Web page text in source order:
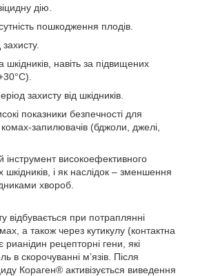
дію.
пошкодження плодів.
навіть за підвищених
захисту від шкідників.
показники безпечності для
запилювачів (бджоли, джелі,
інструмент високоефективного
і як наслідок – зменшення
хвороб.
відбувається при потраплянні
а також через кутикулу (контактна
рианідин рецепторні гени, які
в скорочуванні м’язів. Після
Кораген® активізується виведення